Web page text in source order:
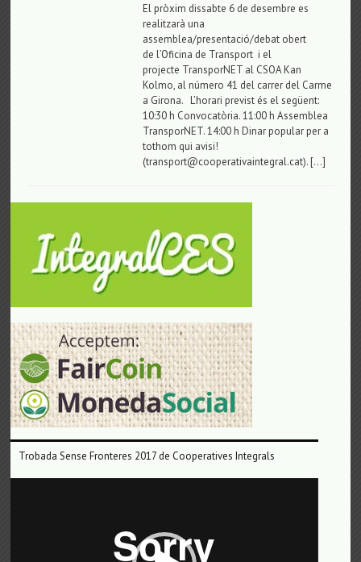
El pròxim dissabte 6 de desembre es
realitzarà una
assemblea/presentació/debat obert
de l’Oficina de Transport i el
projecte TransporNET al CSOA Kan
Kolmo, al número 41 del carrer del Carme
a Girona. L’horari previst és el següent:
10:30 h Convocatòria. 11:00 h Assemblea
TransporNET. 14:00 h Dinar popular per a
tothom qui avisi!
(transport@cooperativaintegral.cat). […]
Trobada Sense Fronteres 2017 de Cooperatives Integrals